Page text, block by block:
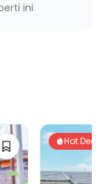
ini
Hot Deals